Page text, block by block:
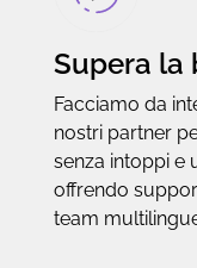
Supera la
Facciamo da
nostri partner
senza intoppi e
offrendo
team